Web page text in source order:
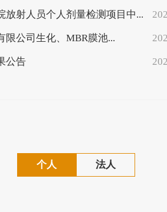
放射人员个人剂量检测项目中...
限公司生化、MBR膜池...
公告
个人 法人